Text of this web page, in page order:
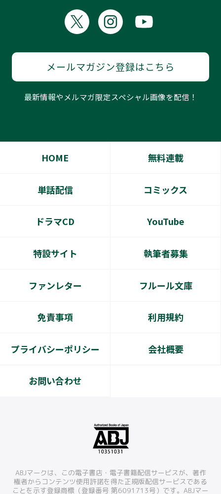
メールマガジン登録はこちら
最新情報やメルマガ限定スペシャル画像を配信！
HOME 無料連載
単話配信 コミックス
ドラマCD YouTube
特設サイト 執筆者募集
ファンレター フルール文庫
免責事項 利用規約
プライバシーポリシー 会社概要
お問い合わせ
ABJマークは、この電子書店・電子書籍配信サービスが、著作
権者からコンテンツ使用許諾を得た正規版配信サービスである
ことを示す登録商標（登録番号 第6091713号）です。ABJマー